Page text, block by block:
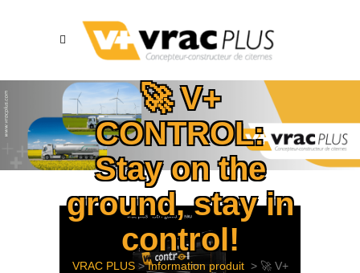
🚀 V+
CONTROL:
Stay on the
ground, stay in
control!
VRAC PLUS>Information produit > 🚀 V+